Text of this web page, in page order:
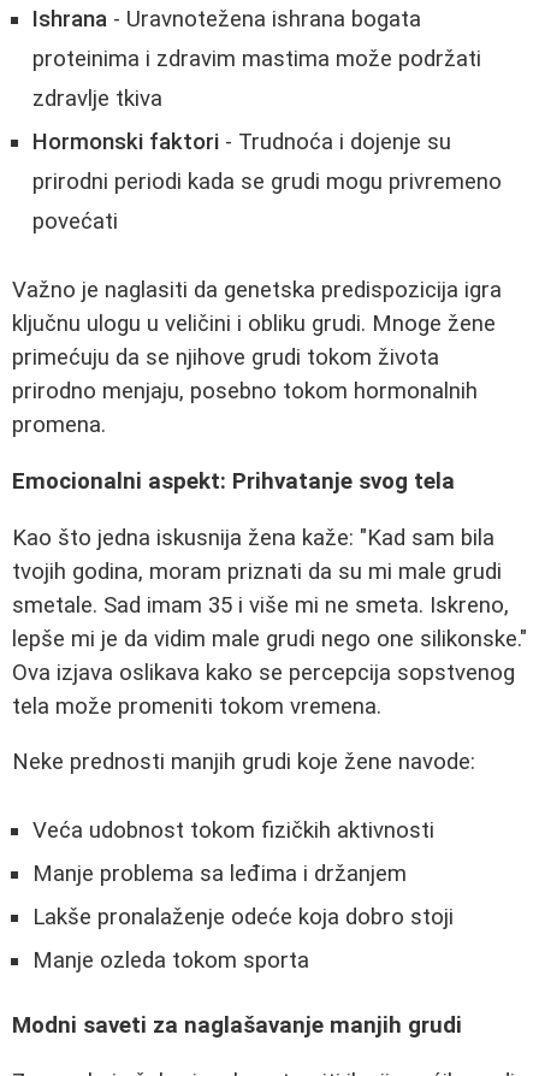
Ishrana - Uravnotežena ishrana bogata
proteinima i zdravim mastima može podržati
zdravlje tkiva
Hormonski faktori - Trudnoća i dojenje su
prirodni periodi kada se grudi mogu privremeno
povećati
Važno je naglasiti da genetska predispozicija igra
ključnu ulogu u veličini i obliku grudi. Mnoge žene
primećuju da se njihove grudi tokom života
prirodno menjaju, posebno tokom hormonalnih
promena.
Emocionalni aspekt: Prihvatanje svog tela
Kao što jedna iskusnija žena kaže: "Kad sam bila
tvojih godina, moram priznati da su mi male grudi
smetale. Sad imam 35 i više mi ne smeta. Iskreno,
lepše mi je da vidim male grudi nego one silikonske."
Ova izjava oslikava kako se percepcija sopstvenog
tela može promeniti tokom vremena.
Neke prednosti manjih grudi koje žene navode:
Veća udobnost tokom fizičkih aktivnosti
Manje problema sa leđima i držanjem
Lakše pronalaženje odeće koja dobro stoji
Manje ozleda tokom sporta
Modni saveti za naglašavanje manjih grudi